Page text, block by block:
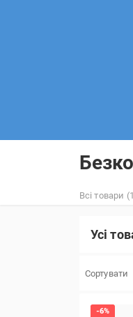
Всі товари
Усі
Сортувати